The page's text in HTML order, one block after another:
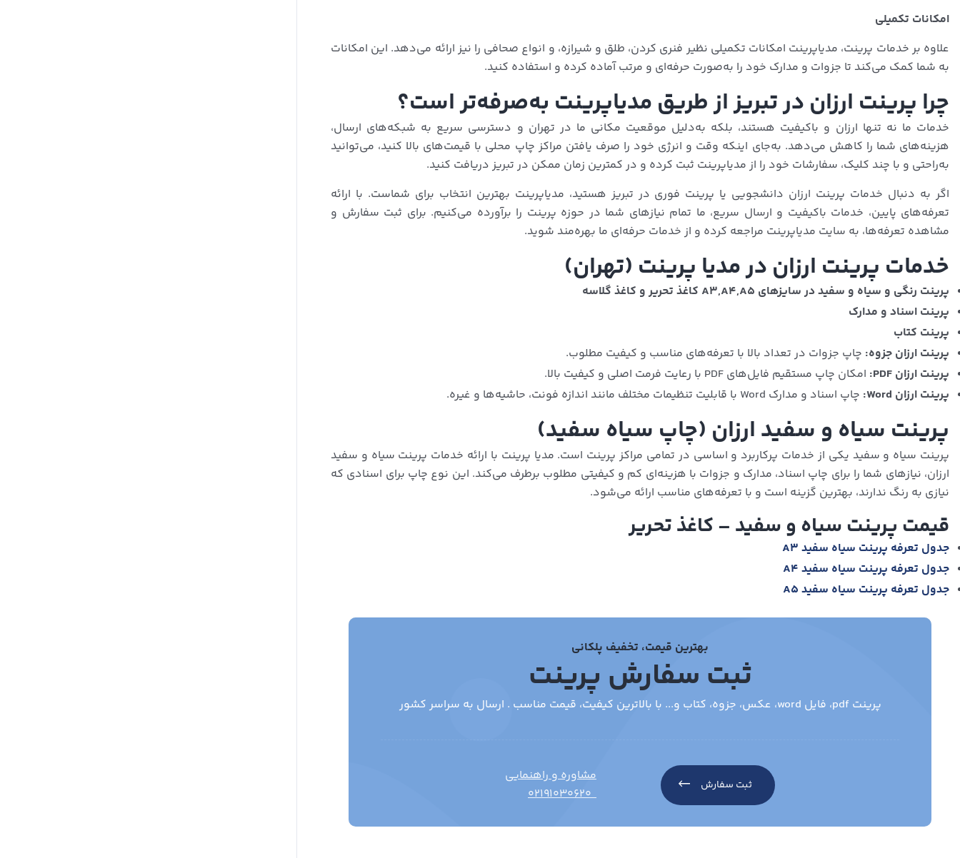
امکانات تکمیلی
علاوه بر خدمات پرینت، مدیاپرینت امکانات تکمیلی نظیر فنری کردن، طلق و شیرازه، و انواع صحافی را نیز ارائه می‌دهد. این امکانات
به شما کمک می‌کند تا جزوات و مدارک خود را به‌صورت حرفه‌ای و مرتب آماده کرده و استفاده کنید.
چرا پرینت ارزان در تبریز از طریق مدیاپرینت به‌صرفه‌تر است؟
خدمات ما نه تنها ارزان و باکیفیت هستند، بلکه به‌دلیل موقعیت مکانی ما در تهران و دسترسی سریع به شبکه‌های ارسال،
هزینه‌های شما را کاهش می‌دهد. به‌جای اینکه وقت و انرژی خود را صرف یافتن مراکز چاپ محلی با قیمت‌های بالا کنید، می‌توانید
به‌راحتی و با چند کلیک، سفارشات خود را از مدیاپرینت ثبت کرده و در کمترین زمان ممکن در تبریز دریافت کنید.
اگر به دنبال خدمات پرینت ارزان دانشجویی یا پرینت فوری در تبریز هستید، مدیاپرینت بهترین انتخاب برای شماست. با ارائه
تعرفه‌های پایین، خدمات باکیفیت و ارسال سریع، ما تمام نیازهای شما در حوزه پرینت را برآورده می‌کنیم. برای ثبت سفارش و
مشاهده تعرفه‌ها، به سایت مدیاپرینت مراجعه کرده و از خدمات حرفه‌ای ما بهره‌مند شوید.
خدمات پرینت ارزان در مدیا پرینت (تهران)
پرینت رنگی و سیاه و سفید در سایزهای A3,A4,A5 کاغذ تحریر و کاغذ گلاسه
پرینت اسناد و مدارک
پرینت کتاب
پرینت ارزان جزوه: چاپ جزوات در تعداد بالا با تعرفه‌های مناسب و کیفیت مطلوب.
پرینت ارزان PDF:
امکان چاپ مستقیم فایل‌های PDF با رعایت فرمت اصلی و کیفیت بالا.
پرینت ارزان Word:
چاپ اسناد و مدارک Word با قابلیت تنظیمات مختلف مانند اندازه فونت، حاشیه‌ها و غیره.
پرینت سیاه و سفید ارزان (چاپ سیاه سفید)
پرینت سیاه و سفید یکی از خدمات پرکاربرد و اساسی در تمامی مراکز پرینت است. مدیا پرینت با ارائه خدمات پرینت سیاه و سفید
ارزان، نیازهای شما را برای چاپ اسناد، مدارک و جزوات با هزینه‌ای کم و کیفیتی مطلوب برطرف می‌کند. این نوع چاپ برای اسنادی که
نیازی به رنگ ندارند، بهترین گزینه است و با تعرفه‌های مناسب ارائه می‌شود.
قیمت پرینت سیاه و سفید – کاغذ تحریر
جدول تعرفه پرینت سیاه سفید A3
جدول تعرفه پرینت سیاه سفید A4
جدول تعرفه پرینت سیاه سفید A5
بهترین قیمت، تخفیف پلکانی
ثبت سفارش پرینت
پرینت pdf، فایل word، عکس، جزوه، کتاب و... با بالاترین کیفیت، قیمت مناسب . ارسال به سراسر کشور
ثبت سفارش
مشاوره و راهنمایی
۰۲۱۹۱۰۳۰۶۲۰